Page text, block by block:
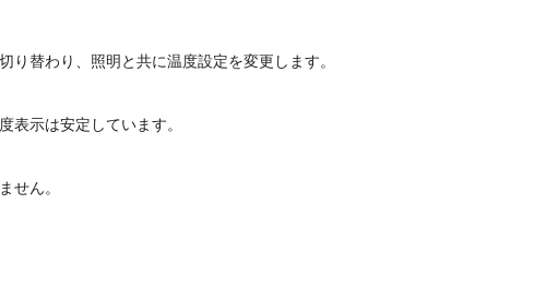
替わり、照明と共に温度設定を変更します。
示は安定しています。
せん。